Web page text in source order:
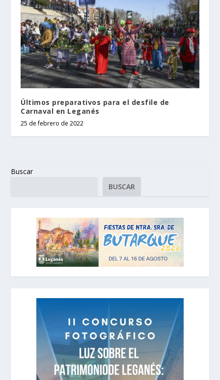
Últimos preparativos para el desfile de
Carnaval en Leganés
25 de febrero de 2022
Buscar
BUSCAR